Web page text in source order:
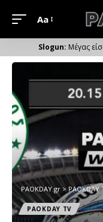
Μέγεθος
Aa
Μέγας
PAOKDAY.gr> PAOKDAY
PAOKDAY TV